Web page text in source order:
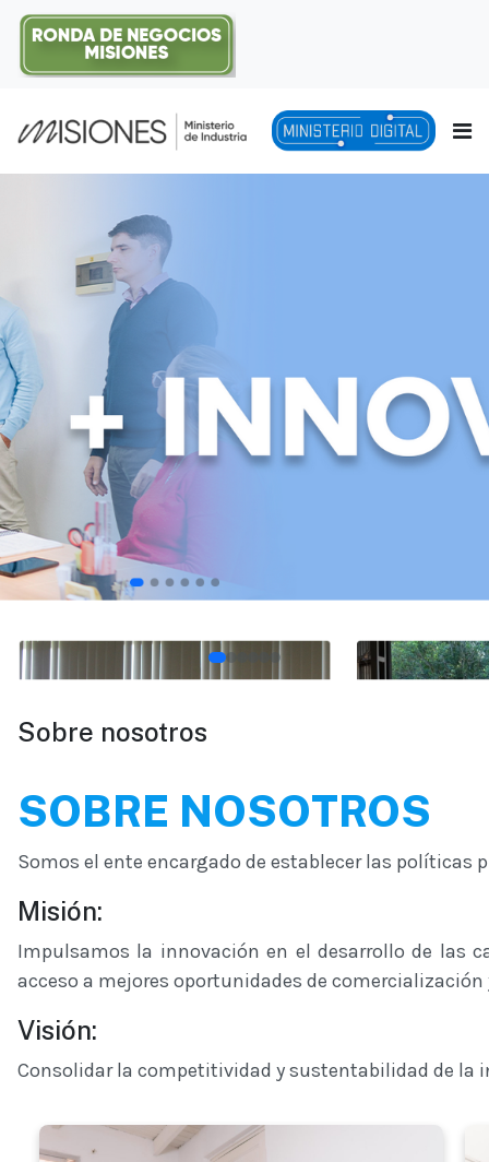
Sobre nosotros
SOBRE NOSOTROS
Somos el ente encargado de establecer las
Misión:
Impulsamos la innovación en el desarrollo de las
acceso a mejores oportunidades de comercialización
Visión:
Consolidar la competitividad y sustentabilidad de la